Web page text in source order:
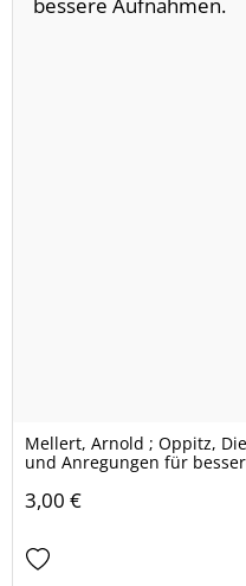
Mellert, Arnold ; Oppitz,
und Anregungen für
3,00 €